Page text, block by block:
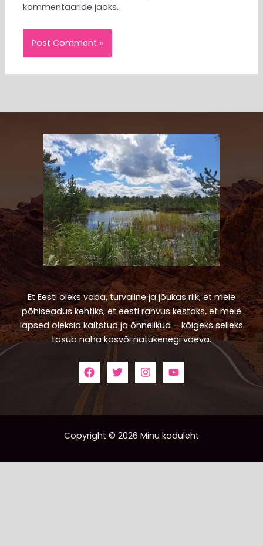
kommentaaride jaoks.
Et Eesti oleks vaba, turvaline ja jõukas riik, et meie
põhiseadus kehtiks, et eesti rahvus kestaks, et meie
lapsed oleksid kaitstud ja õnnelikud – kõigeks selleks
tasub näha kasvõi natukenegi vaeva.
Copyright © 2026 Minu koduleht